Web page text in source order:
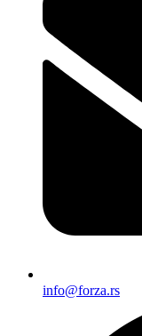
info@forza.rs